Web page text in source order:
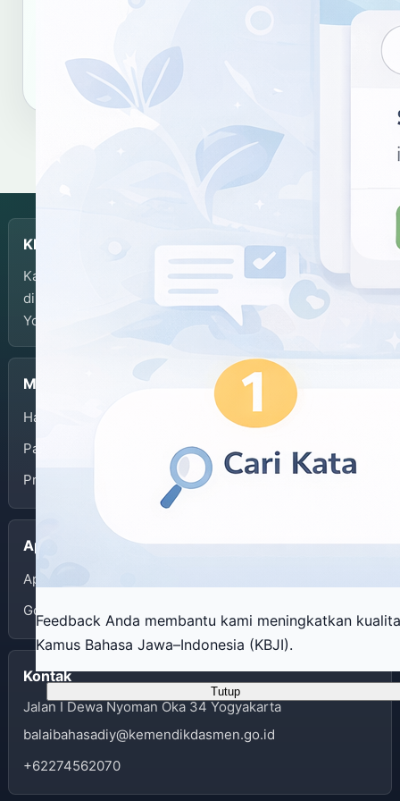
Feedback Anda membantu kami meningkatkan
Kamus Bahasa Jawa–Indonesia (KBJI).
Tutup
KBJI
Kamus Bahasa Jawa-Indonesia dikembangkan dan
dikelola oleh Balai Bahasa Provinsi Daerah Istimewa
Yogyakarta.
Menu
Halaman Depan
Panduan Penggunaan
Privacy Policy
Aplikasi
App Store
Google Play
Kontak
Jalan I Dewa Nyoman Oka 34 Yogyakarta
balaibahasadiy@kemendikdasmen.go.id
+62274562070